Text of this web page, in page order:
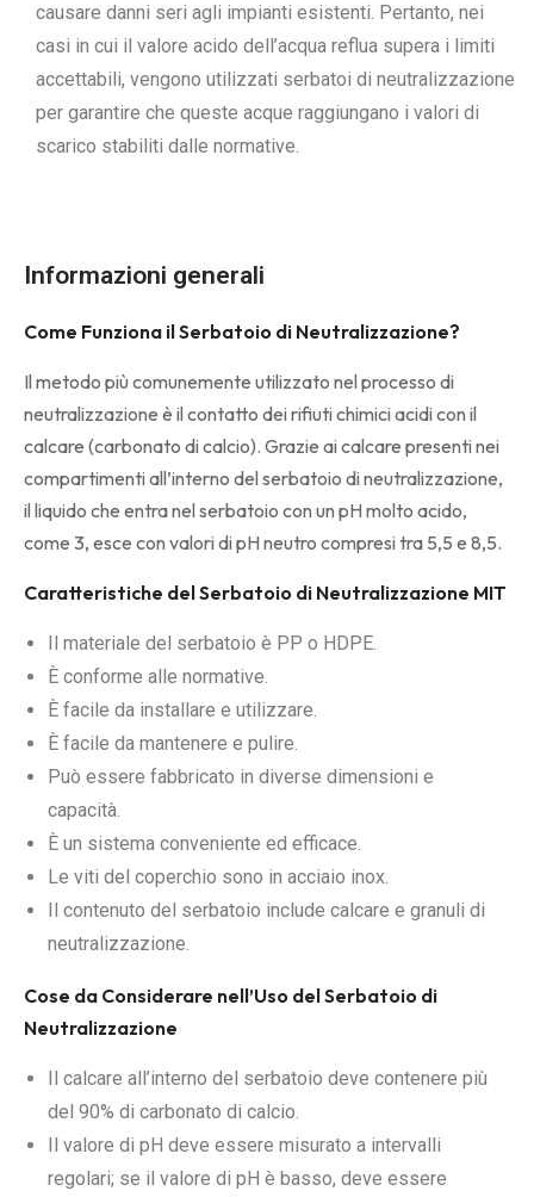
causare danni seri agli impianti esistenti. Pertanto, nei
casi in cui il valore acido dell’acqua reflua supera i limiti
accettabili, vengono utilizzati serbatoi di neutralizzazione
per garantire che queste acque raggiungano i valori di
scarico stabiliti dalle normative.
Informazioni generali
Come Funziona il Serbatoio di Neutralizzazione?
Il metodo più comunemente utilizzato nel processo di
neutralizzazione è il contatto dei rifiuti chimici acidi con il
calcare (carbonato di calcio). Grazie ai calcare presenti nei
compartimenti all’interno del serbatoio di neutralizzazione,
il liquido che entra nel serbatoio con un pH molto acido,
come 3, esce con valori di pH neutro compresi tra 5,5 e 8,5.
Caratteristiche del Serbatoio di Neutralizzazione MIT
Il materiale del serbatoio è PP o HDPE.
È conforme alle normative.
È facile da installare e utilizzare.
È facile da mantenere e pulire.
Può essere fabbricato in diverse dimensioni e
capacità.
È un sistema conveniente ed efficace.
Le viti del coperchio sono in acciaio inox.
Il contenuto del serbatoio include calcare e granuli di
neutralizzazione.
Cose da Considerare nell’Uso del Serbatoio di
Neutralizzazione
Il calcare all’interno del serbatoio deve contenere più
del 90% di carbonato di calcio.
Il valore di pH deve essere misurato a intervalli
regolari; se il valore di pH è basso, deve essere